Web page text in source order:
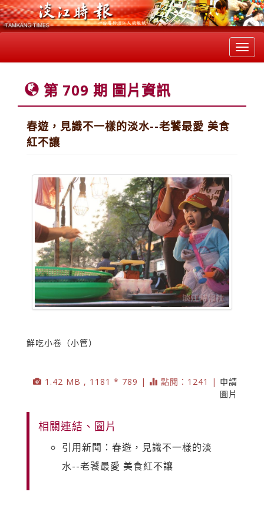
第 709 期 圖片資訊
春遊，見識不一樣的淡水--老饕最愛 美食
紅不讓
鮮吃小卷（小管）
1.42 MB , 1181 * 789 | 點閱：1241 | 申請
圖片
相關連結、圖片
引用新聞：春遊，見識不一樣的淡
水--老饕最愛 美食紅不讓